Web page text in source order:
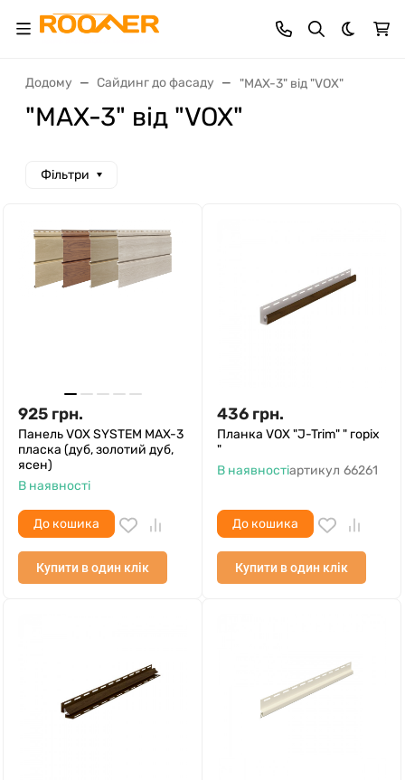
Dark
Додому Сайдинг до фасаду "MAX-3" від "VOX"
"MAX-3" від "VOX"
Фільтри
925 грн.
Панель VOX SYSTEM MAX-3
пласка (дуб, золотий дуб,
ясен)
В наявності
До кошика
Купити в один клік
436 грн.
Планка VOX "J-Trim" " горіх
"
В наявностіартикул 66261
До кошика
Купити в один клік